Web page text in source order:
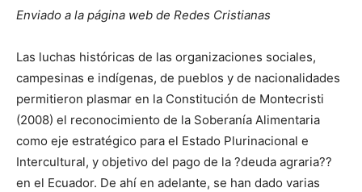
Enviado a la página web de Redes Cristianas
Las luchas históricas de las organizaciones sociales,
campesinas e indígenas, de pueblos y de nacionalidades
permitieron plasmar en la Constitución de Montecristi
(2008) el reconocimiento de la Soberanía Alimentaria
como eje estratégico para el Estado Plurinacional e
Intercultural, y objetivo del pago de la ?deuda agraria??
en el Ecuador. De ahí en adelante, se han dado varias